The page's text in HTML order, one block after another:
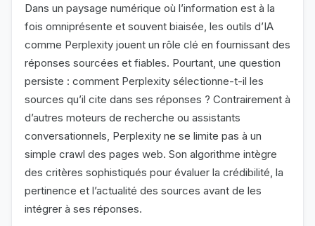
Dans un paysage numérique où l’information est à la
fois omniprésente et souvent biaisée, les outils d’IA
comme Perplexity jouent un rôle clé en fournissant des
réponses sourcées et fiables. Pourtant, une question
persiste : comment Perplexity sélectionne-t-il les
sources qu’il cite dans ses réponses ? Contrairement à
d’autres moteurs de recherche ou assistants
conversationnels, Perplexity ne se limite pas à un
simple crawl des pages web. Son algorithme intègre
des critères sophistiqués pour évaluer la crédibilité, la
pertinence et l’actualité des sources avant de les
intégrer à ses réponses.